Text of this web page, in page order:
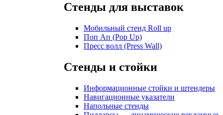
Стенды для выставок
Мобильный стенд Roll up
Поп Ап (Pop Up)
Пресс волл (Press Wall)
Стенды и стойки
Информационные стойки и штендеры
Навигационные указатели
Напольные стенды